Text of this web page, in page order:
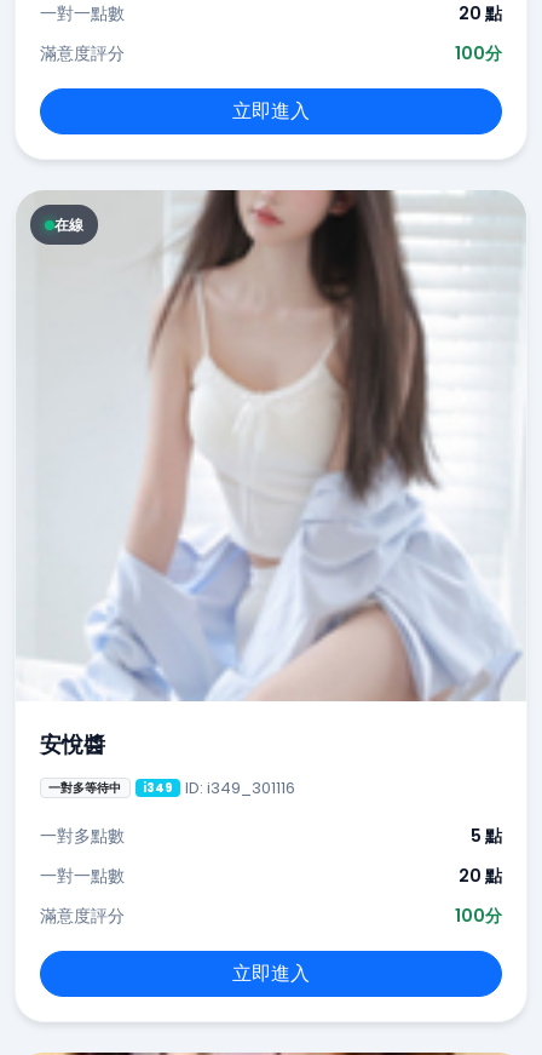
一對一點數
20 點
滿意度評分
100分
立即進入
在線
安悅醬
一對多等待中 i349 ID: i349_301116
一對多點數
5 點
一對一點數
20 點
滿意度評分
100分
立即進入